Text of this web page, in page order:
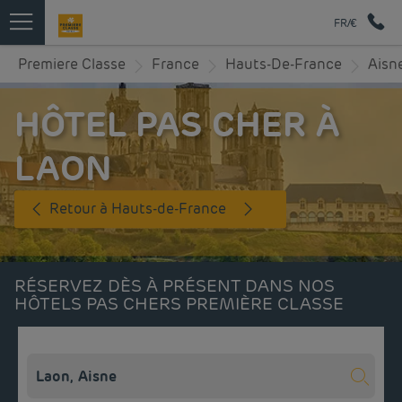
FR/€
Premiere Classe France Hauts-De-France
HÔTEL PAS CHER À
LAON
Retour à Hauts-de-France
RÉSERVEZ DÈS À PRÉSENT DANS NOS
HÔTELS PAS CHERS PREMIÈRE CLASSE